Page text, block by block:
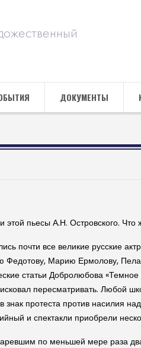
ДОКУМЕНТЫ
пьесы А.Н. Островского. Что
почти все великие русские
Федотову, Марию Ермолову,
статьи Добролюбова
пересматривать. Любой
протеста против насилия
и спектакли приобрели
по меньшей мере раза